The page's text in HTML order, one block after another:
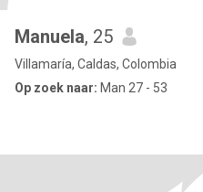
Manuela, 25
Villamaría, Caldas, Colombia
Op zoek naar: Man 27 - 53